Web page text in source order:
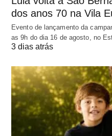
dos anos 70 na Vila
Evento de lançamento da
as 9h do dia 16 de agosto, no
3 dias atrás